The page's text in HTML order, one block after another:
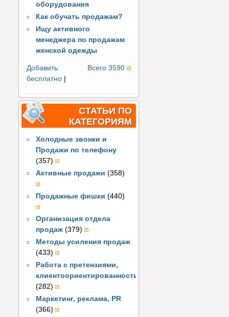
оборудования
Как обучать продажам?
Ищу активного
менеджера по продажам
женской одежды
Всего 3590
Добавить
бесплатно |
СТАТЬИ ПО
КАТЕГОРИЯМ
Холодные звонки и
Продажи по телефону
(357)
Активные продажи (358)
Продажные фишки (440)
Организация отдела
продаж (379)
Методы усиления продаж
(433)
Работа с претензиями,
клиентоориентированность
(282)
Маркетинг, реклама, PR
(366)